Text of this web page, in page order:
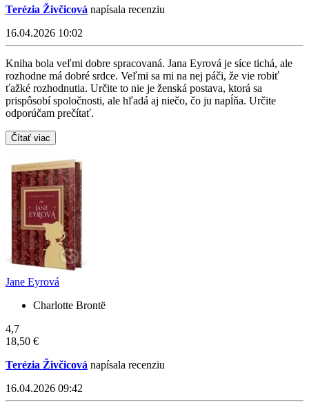
Terézia Živčicová napísala recenziu
16.04.2026 10:02
Kniha bola veľmi dobre spracovaná. Jana Eyrová je síce tichá, ale
rozhodne má dobré srdce. Veľmi sa mi na nej páči, že vie robiť
ťažké rozhodnutia. Určite to nie je ženská postava, ktorá sa
prispôsobí spoločnosti, ale hľadá aj niečo, čo ju napĺňa. Určite
odporúčam prečítať.
Čítať viac
Jane Eyrová
Charlotte Brontë
4,7
18,50 €
Terézia Živčicová napísala recenziu
16.04.2026 09:42